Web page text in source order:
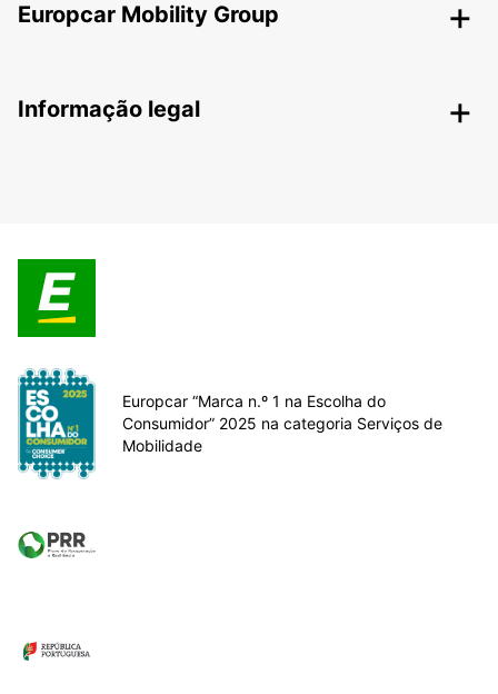
Europcar Mobility Group
Informação legal
Europcar “Marca n.º 1 na Escolha do
Consumidor” 2025 na categoria Serviços de
Mobilidade